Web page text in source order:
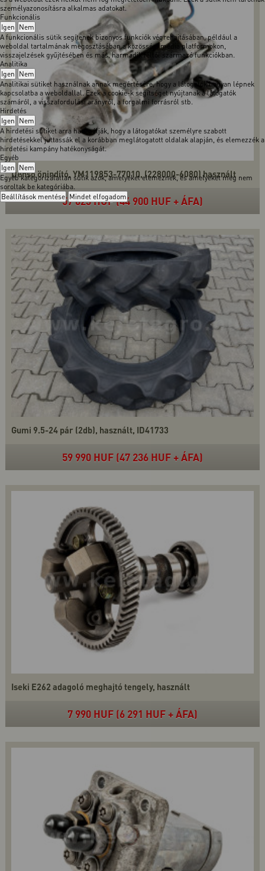
személyazonosításra alkalmas adatokat.
Funkcionális
Igen Nem
A funkcionális sütik segítenek bizonyos funkciók végrehajtásában, például a
weboldal tartalmának megosztásában a közösségi média platformokon,
visszajelzések gyűjtésében és más, harmadik féltől származó funkciókban.
Analitika
Igen Nem
Analitikai sütiket használnak annak megértésére, hogy a látogatók hogyan lépnek
kapcsolatba a weboldallal. Ezek a cookie-k segítséget nyújtanak a látogatók
számáról, a visszafordulási arányról, a forgalmi forrásról stb.
Hirdetés
Igen Nem
A hirdetési sütiket arra használják, hogy a látogatókat személyre szabott
hirdetésekkel juttassák el a korábban meglátogatott oldalak alapján, és elemezzék a
hirdetési kampány hatékonyságát.
Egyéb
Igen Nem
Egyéb kategorizálatlan sütik azok, amelyeket elemeznek, és amelyeket még nem
soroltak be kategóriába.
Beállítások mentése Mindet elfogadom
Denso önindító, YM119853-77010, (228000-6080) használt
57 023 HUF (44 900 HUF + ÁFA)
Gumi 9.5-24 pár (2db), használt, ID41733
59 990 HUF (47 236 HUF + ÁFA)
Iseki E262 adagoló meghajtó tengely, használt
7 990 HUF (6 291 HUF + ÁFA)